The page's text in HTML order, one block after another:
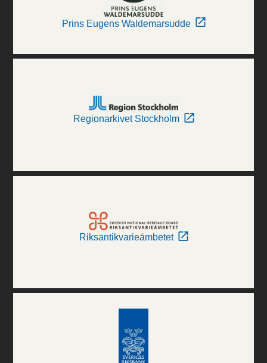
Prins Eugens Waldemarsudde
Regionarkivet Stockholm
Riksantikvarieämbetet